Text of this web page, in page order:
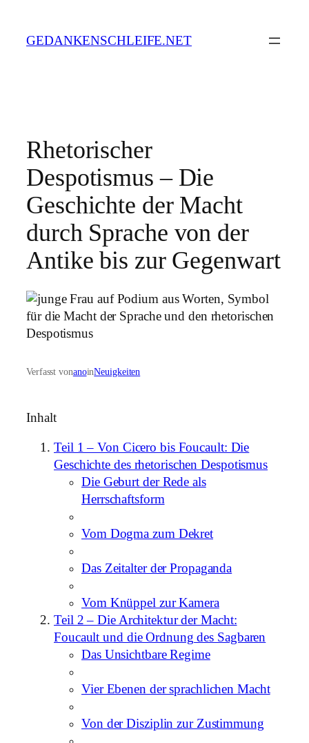
springen
GEDANKENSCHLEIFE.NET
Rhetorischer
Despotismus – Die
Geschichte der Macht
durch Sprache von der
Antike bis zur Gegenwart
Verfasst vonanoinNeuigkeiten
Inhalt
Teil 1 – Von Cicero bis Foucault: Die
Geschichte des rhetorischen Despotismus
Die Geburt der Rede als
Herrschaftsform
Vom Dogma zum Dekret
Das Zeitalter der Propaganda
Vom Knüppel zur Kamera
Teil 2 – Die Architektur der Macht:
Foucault und die Ordnung des Sagbaren
Das Unsichtbare Regime
Vier Ebenen der sprachlichen Macht
Von der Disziplin zur Zustimmung